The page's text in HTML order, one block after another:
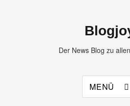
Der News Blog zu
MENÜ